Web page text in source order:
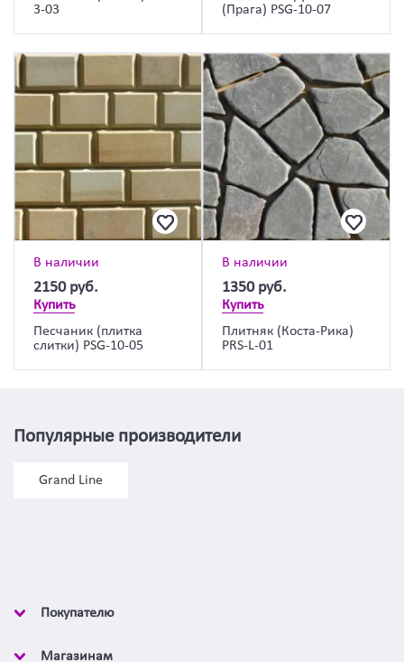
3-03
(Прага) PSG-10-07
В наличии
2150 руб.
Купить
Песчаник (плитка
слитки) PSG-10-05
В наличии
1350 руб.
Купить
Плитняк (Коста-Рика)
PRS-L-01
Популярные производители
Grand Line
Покупателю
Магазинам